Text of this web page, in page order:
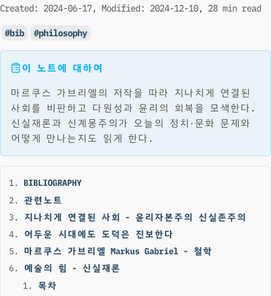
Created: 2024-06-17 Modified: 2024-12-10 28 min read
bib philosophy
이 노트에 대하여
마르쿠스 가브리엘의 저작을 따라 지나치게 연결된
사회를 비판하고 다원성과 윤리의 회복을 모색한다.
신실재론과 신계몽주의가 오늘의 정치·문화 문제와
어떻게 만나는지도 읽게 한다.
BIBLIOGRAPHY
관련노트
지나치게 연결된 사회 - 윤리자본주의 신실존주의
어두운 시대에도 도덕은 진보한다
마르쿠스 가브리엘 Markus Gabriel - 철학
예술의 힘 - 신실재론
목차